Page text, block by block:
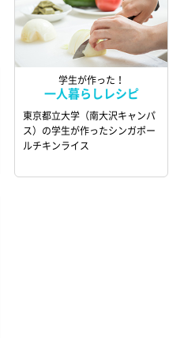
学生が作った！
一人暮らしレシピ
東京都立大学（南大沢キャンパ
ス）の学生が作ったシンガポー
ルチキンライス